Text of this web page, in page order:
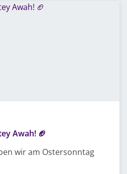
Awah! 🏈
wir am Ostersonntag